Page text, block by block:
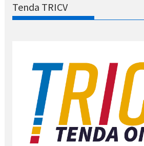
Tenda TRICV